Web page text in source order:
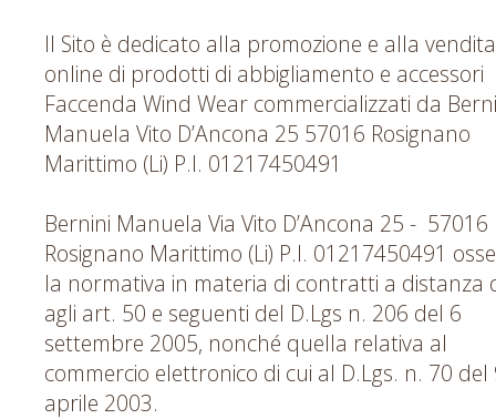
Il Sito è dedicato alla promozione e alla vendita
online di prodotti di abbigliamento e accessori
Faccenda Wind Wear commercializzati da
Manuela Vito D’Ancona 25 57016 Rosignano
Marittimo (Li) P.I. 01217450491
Bernini Manuela Via Vito D’Ancona 25 - 57016
Rosignano Marittimo (Li) P.I. 01217450491
la normativa in materia di contratti a distanza
agli art. 50 e seguenti del D.Lgs n. 206 del 6
settembre 2005, nonché quella relativa al
commercio elettronico di cui al D.Lgs. n. 70 del
aprile 2003.